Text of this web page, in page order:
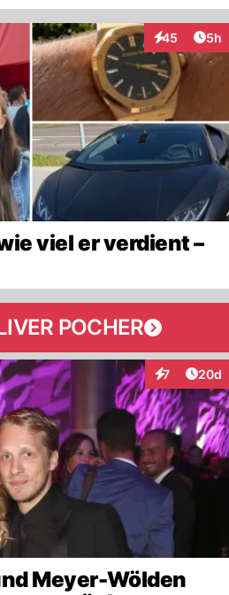
45
Interaktionen
5h
viel er verdient –
POCHER
7
Interaktionen
20d
Meyer-Wölden